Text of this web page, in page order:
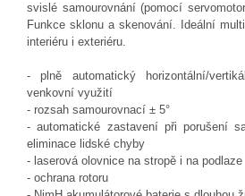
svislé samourovnání (pomocí
Funkce sklonu a skenování. Ideální
interiéru i exteriéru.
- plně automatický horizontální/
venkovní využití
- rozsah samourovnací ± 5°
- automatické zastavení při porušení
eliminace lidské chyby
- laserová olovnice na stropě i na podlaze
- ochrana rotoru